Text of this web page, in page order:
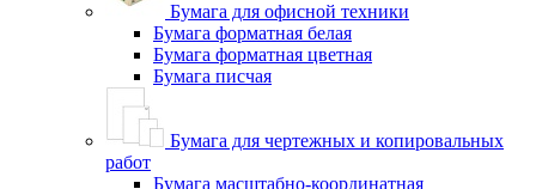
Бумага для офисной техники
Бумага форматная белая
Бумага форматная цветная
Бумага писчая
Бумага для чертежных и копировальных
работ
Бумага масштабно-координатная